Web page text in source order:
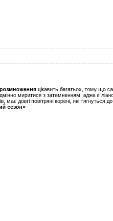
цікавить багатьох, тому що
миритися з затемненням, адже є
довгі повітряні корені, які тягнуться до
сезон»